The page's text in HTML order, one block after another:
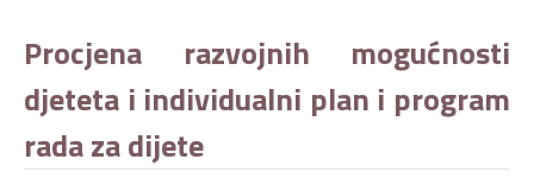
Procjena razvojnih mogućnosti
djeteta i individualni plan i program
rada za dijete